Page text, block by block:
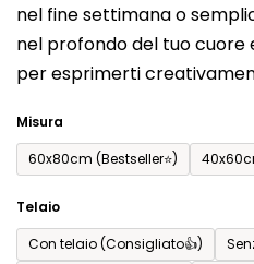
nel fine settimana o
nel profondo del tuo cuore
per esprimerti
Misura
60x80cm (Bestseller⭐)
Telaio
Con telaio (Consigliato👍)